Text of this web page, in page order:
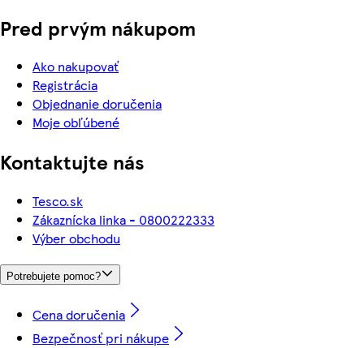
Pred prvým nákupom
Ako nakupovať
Registrácia
Objednanie doručenia
Moje obľúbené
Kontaktujte nás
Tesco.sk
Zákaznícka linka - 0800222333
Výber obchodu
Potrebujete pomoc?
Cena doručenia
Bezpečnosť pri nákupe